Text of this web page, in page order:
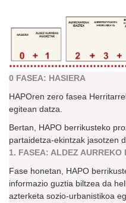
0 FASEA: HASIERA
HAPOren zero fasea
egitean datza.
Bertan, HAPO berrikusteko
partaidetza-ekintzak jasotzen
1. FASEA: ALDEZ AURREKO
Fase honetan, HAPO
informazio guztia biltzea da
azterketa sozio-urbanistikoa